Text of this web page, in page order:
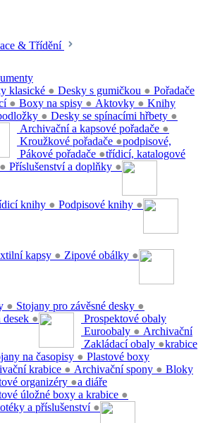
& Třídění
klasické ● Desky s gumičkou ●
● Boxy na spisy ● Aktovky ●
● Desky se spínacími hřbety ●
Pořadače
Archivační a kapsové pořadače ●
Kroužkové pořadače ●
Pákové pořadače ●
● Příslušenství a doplňky ●
Knihy
podpisové,
třídicí, katalogové
knihy ● Podpisové knihy ●
kapsy ● Zipové obálky ●
● Stojany pro závěsné desky ●
desek ●
Prospektové obaly
Euroobaly ●
Zakládací obaly ●
Archivační
krabice
na časopisy ●
krabice ● Archivační spony ●
Plastové boxy
organizéry ●
úložné boxy a krabice ●
a příslušenství ●
Bloky
a diáře